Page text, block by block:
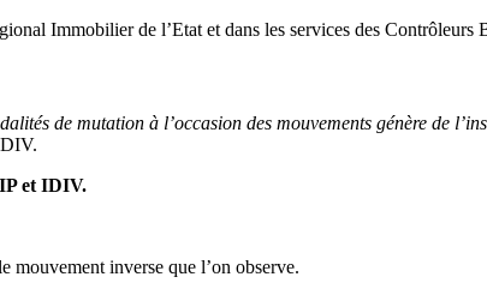
Immobilier de l’Etat et dans les services des Contrôleurs
de mutation à l’occasion des mouvements génère de
et IDIV.
mouvement inverse que l’on observe.